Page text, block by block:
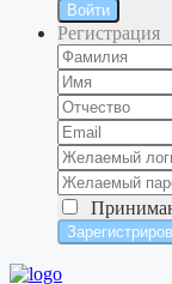
Войти
Регистрация